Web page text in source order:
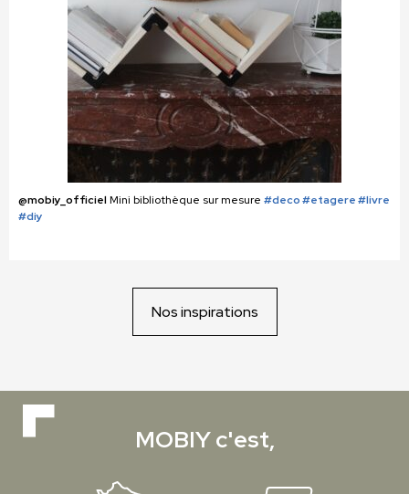
@mobiy_officielMini bibliothèque sur mesure #deco #etagere #livre
#diy
Nos inspirations
MOBIY c'est,